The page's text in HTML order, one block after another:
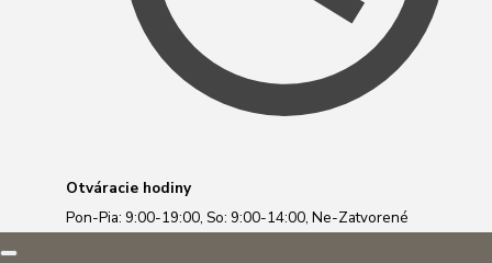
Otváracie hodiny
Pon-Pia: 9:00-19:00, So: 9:00-14:00, Ne-Zatvorené